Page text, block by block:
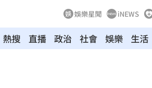
娛樂星聞 iNEWS
熱搜 直播 政治 社會 娛樂 生活